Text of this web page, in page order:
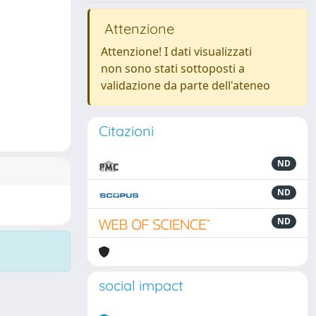
Attenzione
Attenzione! I dati visualizzati
non sono stati sottoposti a
validazione da parte dell'ateneo
Citazioni
ND
ND
ND
social impact